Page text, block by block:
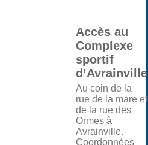
Accès au
Complexe
sportif
d’Avrainville
Au coin de la
rue de la mare et
de la rue des
Ormes à
Avrainville.
Coordonnées